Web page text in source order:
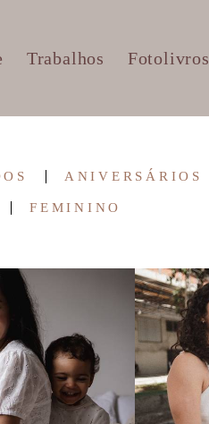
Trabalhos Fotolivros
ANIVERSÁRIOS
FEMININO